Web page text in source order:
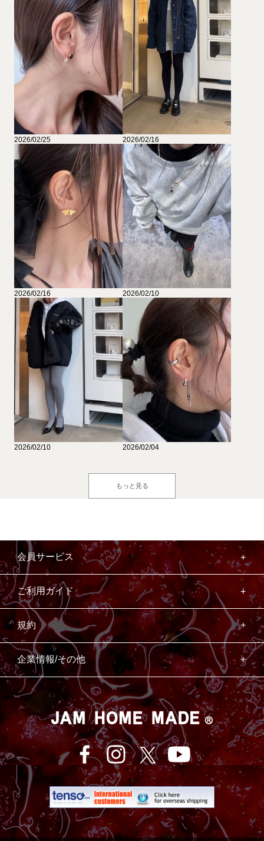
2026/02/25 2026/02/16
2026/02/16 2026/02/10
2026/02/10 2026/02/04
もっと見る
会員サービス
ご利用ガイド
規約
企業情報/その他